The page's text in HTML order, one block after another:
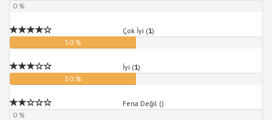
0 %
Çok İyi (1)
50 %
İyi (1)
50 %
Fena Değil ()
0 %